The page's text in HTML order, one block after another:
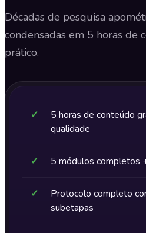
Décadas de pesquisa
condensadas em 5 horas de
prático.
✓
5 horas de conteúdo
qualidade
✓ 5 módulos completos
✓
Protocolo completo
subetapas